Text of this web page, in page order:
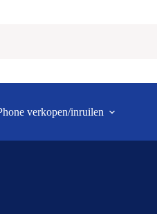
verkopen/inruilen